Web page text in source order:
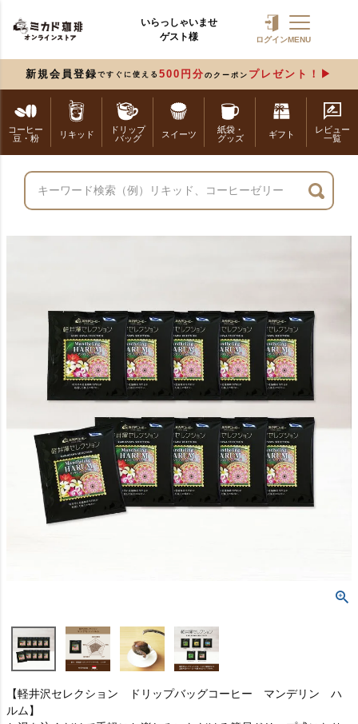
いらっしゃいませ
ゲスト様
ログインMENU
新規会員登録 ですぐに使える 500円分 のクーポン プレゼント！
コーヒー
豆・粉
リキッド
ドリップ
バッグ
スイーツ
紙袋・
グッズ
ギフト
レビュー
一覧
【軽井沢セレクション ドリップバッグコーヒー マンデリン ハ
ルム】